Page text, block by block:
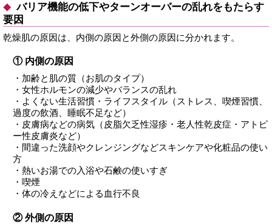
バリア機能の低下やターンオーバーの乱れをもたらす
要因
乾燥肌の原因は、内側の原因と外側の原因に分かれます。
① 内側の原因
・加齢と肌の質（お肌のタイプ）
・女性ホルモンの減少やバランスの乱れ
・よくない生活習慣・ライフスタイル（ストレス、喫煙習慣、
過度の飲酒、睡眠不足など）
・皮膚病などの病気（皮脂欠乏性湿疹・老人性乾皮症・アトピ
ー性皮膚炎など）
・間違った洗顔やクレンジングなどスキンケアや化粧品の使い
方
・熱いお湯での入浴や石鹸の使いすぎ
・喫煙
・体の冷えなどによる血行不良
② 外側の原因